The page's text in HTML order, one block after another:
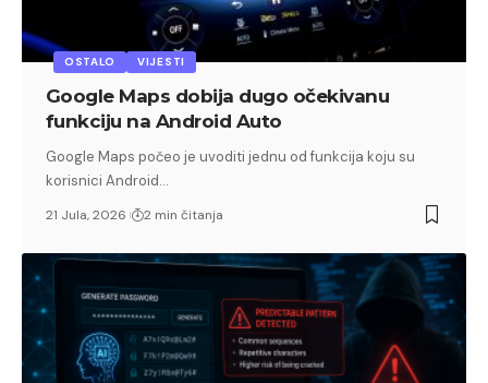
OSTALO VIJESTI
Google Maps dobija dugo očekivanu
funkciju na Android Auto
Google Maps počeo je uvoditi jednu od funkcija koju su
korisnici Android…
21 Jula, 2026 2 min čitanja